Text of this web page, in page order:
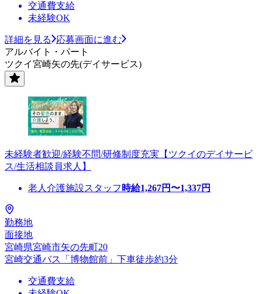
交通費支給
未経験OK
詳細を見る
応募画面に進む
アルバイト・パート
ツクイ宮崎矢の先(デイサービス)
未経験者歓迎/経験不問/研修制度充実【ツクイのデイサービ
ス/生活相談員求人】
老人介護施設スタッフ 時給1,267円〜1,337円
勤務地
面接地
宮崎県宮崎市矢の先町20
宮崎交通バス「博物館前」下車徒歩約3分
交通費支給